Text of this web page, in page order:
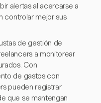
alertas al acercarse a
controlar mejor sus
de gestión de
a monitorear
Con
de gastos con
pueden registrar
que se mantengan